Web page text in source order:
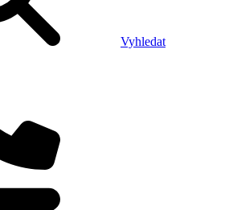
Vyhledat